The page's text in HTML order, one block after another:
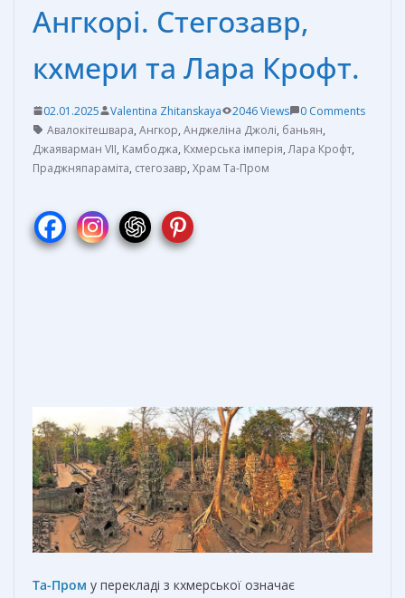
Ангкорі. Стегозавр,
кхмери та Лара Крофт.
02.01.2025 Valentina Zhitanskaya 2046 Views
0 Comments
Авалокітешвара, Ангкор, Анджеліна Джолі, баньян,
Джаяварман VII, Камбоджа, Кхмерська імперія,Лара Крофт,
Праджняпараміта, стегозавр, Храм Та-Пром
Та-Пром у перекладі з кхмерської означає